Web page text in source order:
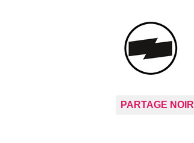
PARTAGE NOIR